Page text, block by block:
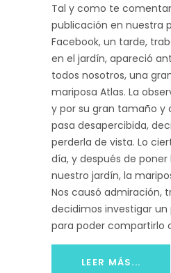
Tal y como te
publicación en nuestra
Facebook, un tarde,
en el jardín, apareció
todos nosotros, una
mariposa Atlas. La
y por su gran tamaño y
pasa desapercibida,
perderla de vista. Lo
día, y después de poner
nuestro jardín, la
Nos causó admiración,
decidimos investigar un
para poder compartirlo
LEER MÁS...